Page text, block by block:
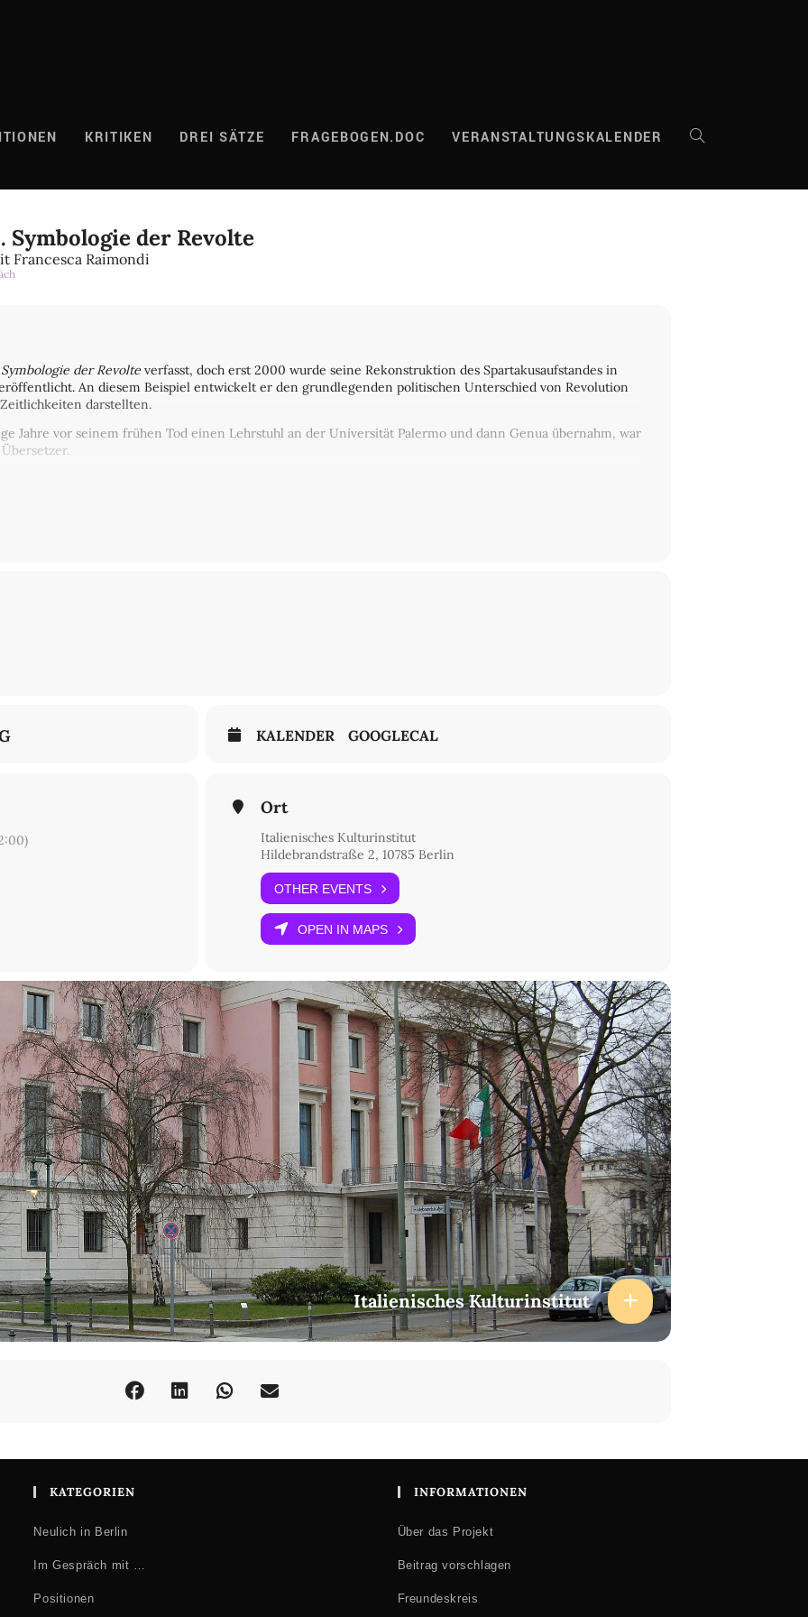
KRITIKEN DREI SÄTZE FRAGEBOGEN.DOC VERANSTALTUNGSKALENDER WEBSITE-
Symbologie der Revolte
Francesca Raimondi
der Revolte verfasst, doch erst 2000 wurde seine Rekonstruktion des Spartakusaufstandes in
An diesem Beispiel entwickelt er den grundlegenden politischen Unterschied von Revolution
darstellten.
Jahre vor seinem frühen Tod einen Lehrstuhl an der Universität Palermo und dann Genua übernahm, war
(Fordham University Press, 2022) und Herausgeber von Werken von Furio Jesi.
der Freien Universität Berlin, dem August Verlag und Bollati Boringhieri
, aus dem Italienischen von Frank Engster und Cinzia Rivieri, herausgegeben von Andrea Cavalletti,
, a cura di Andrea Cavalletti, Bollati Boringhieri 2000
KALENDER GOOGLECAL
Ort
Italienisches Kulturinstitut
Hildebrandstraße 2, 10785 Berlin
OTHER EVENTS
OPEN IN MAPS
Italienisches Kulturinstitut
KATEGORIEN
Neulich in Berlin
Im Gespräch mit …
Positionen
INFORMATIONEN
Über das Projekt
Beitrag vorschlagen
Freundeskreis